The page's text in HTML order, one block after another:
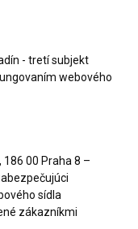
- tretí subjekt
webového
186 00 Praha 8 –
sídla
zákazníkmi